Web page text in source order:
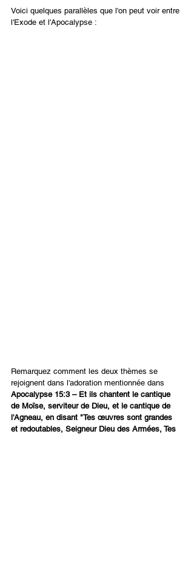
Voici quelques parallèles que l'on peut voir entre
l'Exode et l'Apocalypse :
Remarquez comment les deux thèmes se
rejoignent dans l'adoration mentionnée dans
Apocalypse 15:3 – Et ils chantent le cantique
de Moïse, serviteur de Dieu, et le cantique de
l'Agneau, en disant "Tes œuvres sont grandes
et redoutables, Seigneur Dieu des Armées, Tes